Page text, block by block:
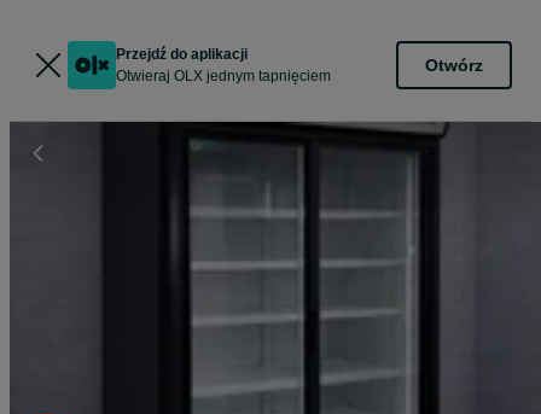
Przejdź do aplikacji
Otwieraj OLX jednym tapnięciem
Otwórz